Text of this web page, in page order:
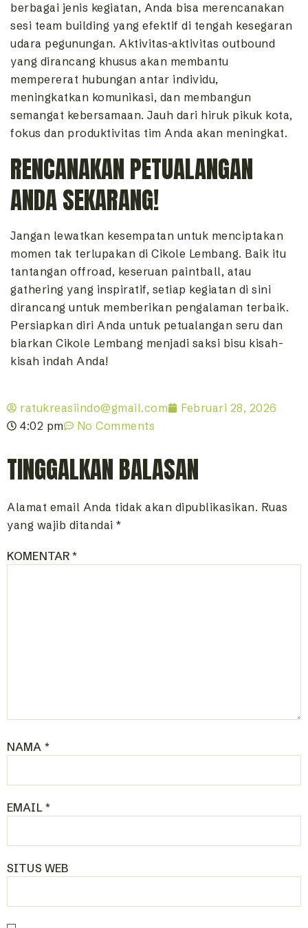
berbagai jenis kegiatan, Anda bisa merencanakan
sesi team building yang efektif di tengah kesegaran
udara pegunungan. Aktivitas-aktivitas outbound
yang dirancang khusus akan membantu
mempererat hubungan antar individu,
meningkatkan komunikasi, dan membangun
semangat kebersamaan. Jauh dari hiruk pikuk kota,
fokus dan produktivitas tim Anda akan meningkat.
RENCANAKAN PETUALANGAN
ANDA SEKARANG!
Jangan lewatkan kesempatan untuk menciptakan
momen tak terlupakan di Cikole Lembang. Baik itu
tantangan offroad, keseruan paintball, atau
gathering yang inspiratif, setiap kegiatan di sini
dirancang untuk memberikan pengalaman terbaik.
Persiapkan diri Anda untuk petualangan seru dan
biarkan Cikole Lembang menjadi saksi bisu kisah-
kisah indah Anda!
ratukreasiindo@gmail.com
Februari 28, 2026
4:02 pm
No Comments
TINGGALKAN BALASAN
Alamat email Anda tidak akan dipublikasikan. Ruas
yang wajib ditandai *
KOMENTAR*
NAMA *
EMAIL *
SITUS WEB